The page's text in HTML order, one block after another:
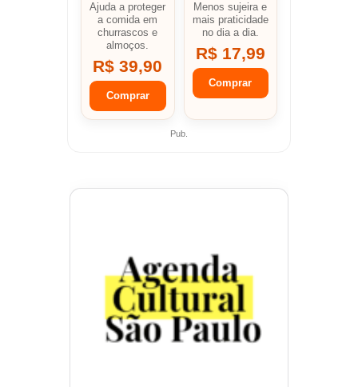
Ajuda a proteger
a comida em
churrascos e
almoços.
R$ 39,90
Comprar
Menos sujeira e
mais praticidade
no dia a dia.
R$ 17,99
Comprar
Pub.